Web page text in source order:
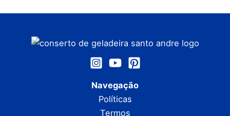
Navegação
Políticas
Termos